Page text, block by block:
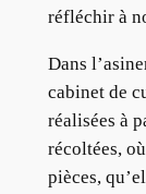
réfléchir à
Dans
cabinet de
réalisées à
récoltées,
pièces,